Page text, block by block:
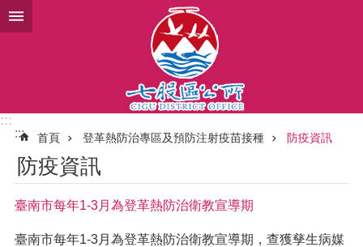
跳到主要內容區塊
:::
:::
首頁 登革熱防治專區及預防注射疫苗接種 防疫資訊
防疫資訊
臺南市每年1-3月為登革熱防治衛教宣導期
臺南市每年1-3月為登革熱防治衛教宣導期，查獲孳生病媒